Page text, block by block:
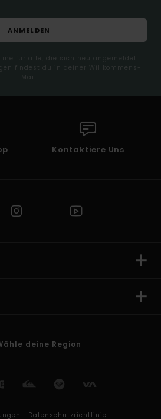
ANMELDEN
für alle, die sich neu angemeldet
findest du in deiner Willkommens-
Mail
Kontaktiere Uns
deine Region
| Datenschutzrichtlinie |